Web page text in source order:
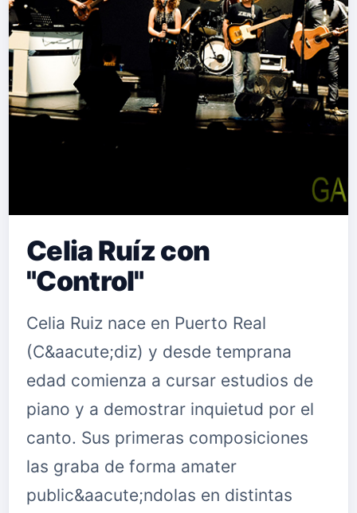
Celia Ruíz con
"Control"
Celia Ruiz nace en Puerto Real
(C&aacute;diz) y desde temprana
edad comienza a cursar estudios de
piano y a demostrar inquietud por el
canto. Sus primeras composiciones
las graba de forma amater
public&aacute;ndolas en distintas